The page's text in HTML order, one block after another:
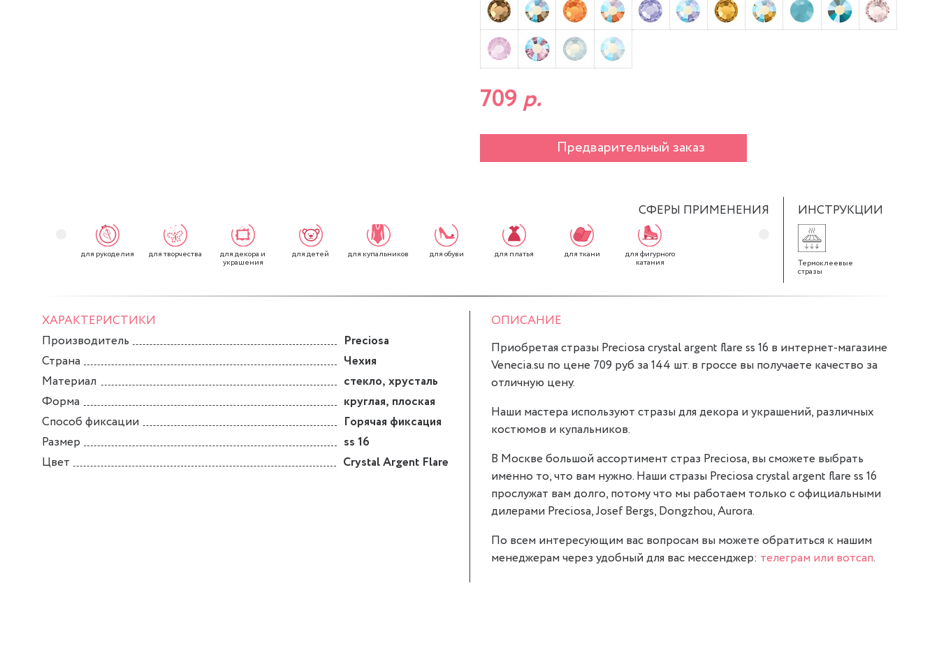
709 р.
Предварительный заказ
СФЕРЫ ПРИМЕНЕНИЯ
для рукоделия для творчества для декора и
украшения
для детей для купальников для обуви для платья для ткани для фигурного
катания
ИНСТРУКЦИИ
Термоклеевые
стразы
ХАРАКТЕРИСТИКИ
Производитель
Preciosa
Страна
Чехия
Материал
стекло, хрусталь
Форма
круглая, плоская
Способ фиксации
Горячая фиксация
Размер
ss 16
Цвет
Crystal Argent Flare
ОПИСАНИЕ
Приобретая стразы Preciosa crystal argent flare ss 16 в интернет-магазине
Venecia.su по цене 709 руб за 144 шт. в гроссе вы получаете качество за
отличную цену.
Наши мастера используют стразы для декора и украшений, различных
костюмов и купальников.
В Москве большой ассортимент страз Preciosa, вы сможете выбрать
именно то, что вам нужно. Наши стразы Preciosa crystal argent flare ss 16
прослужат вам долго, потому что мы работаем только с официальными
дилерами Preciosa, Josef Bergs, Dongzhou, Aurora.
По всем интересующим вас вопросам вы можете обратиться к нашим
менеджерам через удобный для вас мессенджер: телеграм или вотсап.